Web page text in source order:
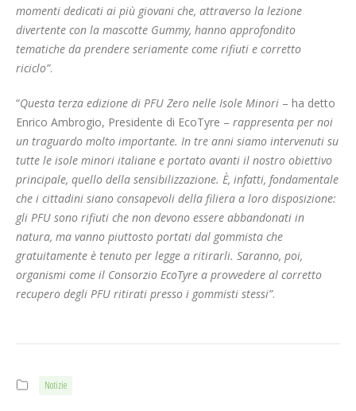
momenti dedicati ai più giovani che, attraverso la lezione
divertente con la mascotte Gummy, hanno approfondito
tematiche da prendere seriamente come rifiuti e corretto
riciclo”.
“Questa terza edizione di PFU Zero nelle Isole Minori – ha detto
Enrico Ambrogio, Presidente di EcoTyre – rappresenta per noi
un traguardo molto importante. In tre anni siamo intervenuti su
tutte le isole minori italiane e portato avanti il nostro obiettivo
principale, quello della sensibilizzazione. È, infatti, fondamentale
che i cittadini siano consapevoli della filiera a loro disposizione:
gli PFU sono rifiuti che non devono essere abbandonati in
natura, ma vanno piuttosto portati dal gommista che
gratuitamente è tenuto per legge a ritirarli. Saranno, poi,
organismi come il Consorzio EcoTyre a provvedere al corretto
recupero degli PFU ritirati presso i gommisti stessi”.
Notizie